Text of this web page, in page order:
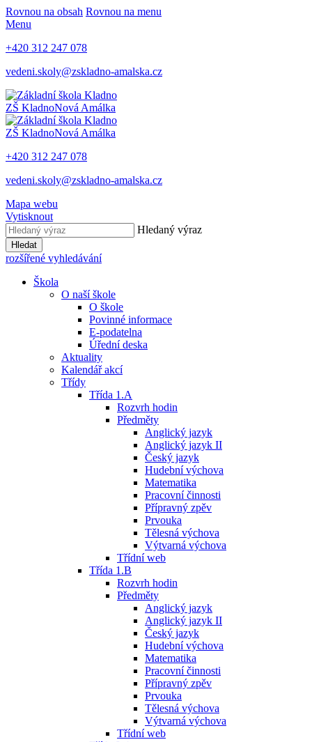
Rovnou na obsah Rovnou na menu
Menu
+420 312 247 078
vedeni.skoly@zskladno-amalska.cz
ZŠ KladnoNová Amálka
ZŠ KladnoNová Amálka
+420 312 247 078
vedeni.skoly@zskladno-amalska.cz
Mapa webu
Vytisknout
Hledaný výraz
Hledat
rozšířené vyhledávání
Škola
O naší škole
O škole
Povinné informace
E-podatelna
Úřední deska
Aktuality
Kalendář akcí
Třídy
Třída 1.A
Rozvrh hodin
Předměty
Anglický jazyk
Anglický jazyk II
Český jazyk
Hudební výchova
Matematika
Pracovní činnosti
Přípravný zpěv
Prvouka
Tělesná výchova
Výtvarná výchova
Třídní web
Třída 1.B
Rozvrh hodin
Předměty
Anglický jazyk
Anglický jazyk II
Český jazyk
Hudební výchova
Matematika
Pracovní činnosti
Přípravný zpěv
Prvouka
Tělesná výchova
Výtvarná výchova
Třídní web